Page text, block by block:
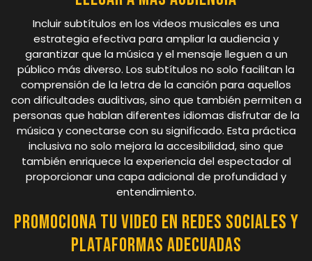
Incluir subtítulos en los videos musicales es una
estrategia efectiva para ampliar la audiencia y
garantizar que la música y el mensaje lleguen a un
público más diverso. Los subtítulos no solo facilitan la
comprensión de la letra de la canción para aquellos
con dificultades auditivas, sino que también permiten a
personas que hablan diferentes idiomas disfrutar de la
música y conectarse con su significado. Esta práctica
inclusiva no solo mejora la accesibilidad, sino que
también enriquece la experiencia del espectador al
proporcionar una capa adicional de profundidad y
entendimiento.
Promociona tu video en redes sociales y
plataformas adecuadas